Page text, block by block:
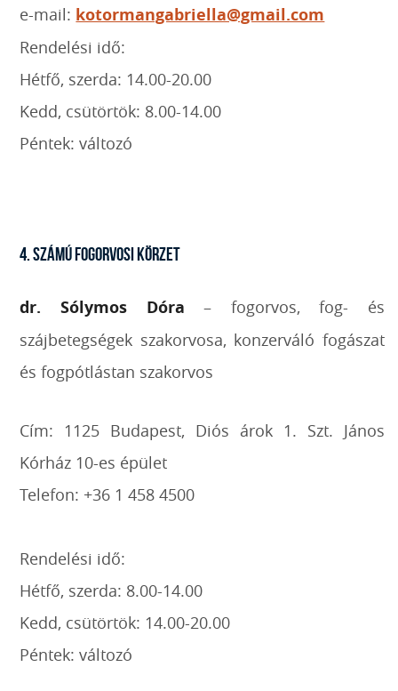
e-mail: kotormangabriella@gmail.com
Rendelési idő:
Hétfő, szerda: 14.00-20.00
Kedd, csütörtök: 8.00-14.00
Péntek: változó
4. SZÁMÚ FOGORVOSI KÖRZET
dr. Sólymos Dóra – fogorvos, fog- és
szájbetegségek szakorvosa, konzerváló fogászat
és fogpótlástan szakorvos
Cím: 1125 Budapest, Diós árok 1. Szt. János
Kórház 10-es épület
Telefon: +36 1 458 4500
Rendelési idő:
Hétfő, szerda: 8.00-14.00
Kedd, csütörtök: 14.00-20.00
Péntek: változó